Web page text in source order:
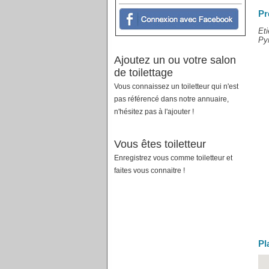
Ajoutez un ou votre salon
de toilettage
Vous connaissez un toiletteur qui n'est
pas référencé dans notre annuaire,
n'hésitez pas à l'ajouter !
Vous êtes toiletteur
Enregistrez vous comme toiletteur et
faites vous connaitre !